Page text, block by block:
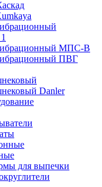
МПС-В
ПВГ
Danler
для выпечки